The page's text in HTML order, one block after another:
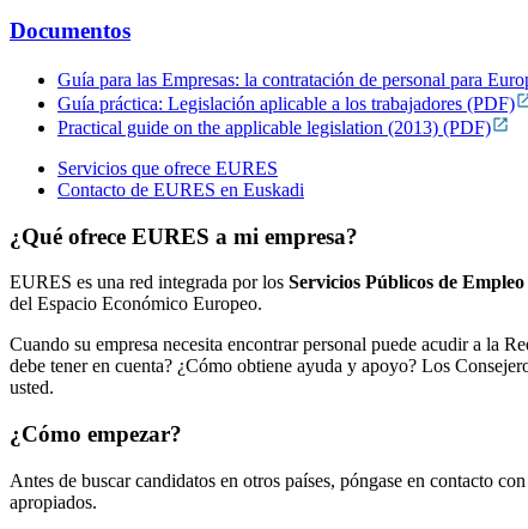
Documentos
Guía para las Empresas: la contratación de personal para
Guía práctica: Legislación aplicable a los trabajadores (PDF)
Practical guide on the applicable legislation (2013) (PDF)
Servicios que ofrece EURES
Contacto de EURES en Euskadi
¿Qué ofrece EURES a mi empresa?
EURES es una red integrada por los Servicios Públicos de
del Espacio Económico Europeo.
Cuando su empresa necesita encontrar personal puede acudir a la
debe tener en cuenta? ¿Cómo obtiene ayuda y apoyo? Los
usted.
¿Cómo empezar?
Antes de buscar candidatos en otros países, póngase en contacto
apropiados.